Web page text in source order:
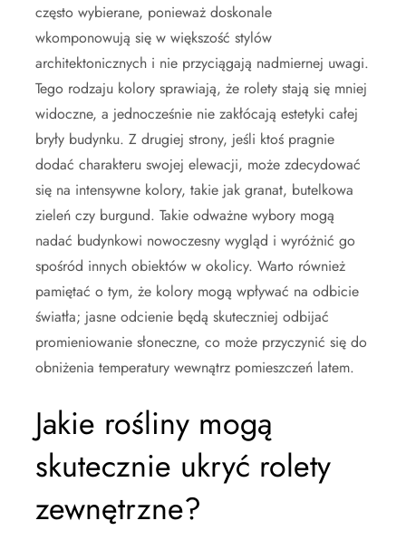
często wybierane, ponieważ doskonale
wkomponowują się w większość stylów
architektonicznych i nie przyciągają nadmiernej uwagi.
Tego rodzaju kolory sprawiają, że rolety stają się mniej
widoczne, a jednocześnie nie zakłócają estetyki całej
bryły budynku. Z drugiej strony, jeśli ktoś pragnie
dodać charakteru swojej elewacji, może zdecydować
się na intensywne kolory, takie jak granat, butelkowa
zieleń czy burgund. Takie odważne wybory mogą
nadać budynkowi nowoczesny wygląd i wyróżnić go
spośród innych obiektów w okolicy. Warto również
pamiętać o tym, że kolory mogą wpływać na odbicie
światła; jasne odcienie będą skuteczniej odbijać
promieniowanie słoneczne, co może przyczynić się do
obniżenia temperatury wewnątrz pomieszczeń latem.
Jakie rośliny mogą
skutecznie ukryć rolety
zewnętrzne?